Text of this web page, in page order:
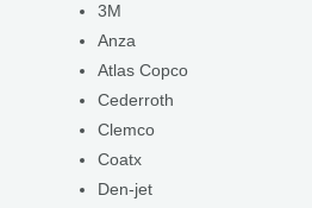
3M
Anza
Atlas Copco
Cederroth
Clemco
Coatx
Den-jet